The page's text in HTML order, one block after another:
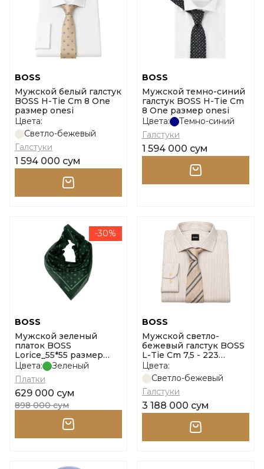
BOSS
Мужской белый галстук
BOSS H-Tie Cm 8 One
размер onesi
Цвета:
Светло-бежевый
Галстуки
1 594 000 сум
BOSS
Мужской темно-синий
галстук BOSS H-Tie Cm
8 One размер onesi
Цвета:
Темно-синий
Галстуки
1 594 000 сум
-30%
BOSS
Мужской зеленый
платок BOSS
Lorice_55*55 размер
onesi
Цвета:
Зеленый
Платки
629 000 сум
898 000 сум
BOSS
Мужской светло-
бежевый галстук BOSS
L-Tie Cm 7,5 - 223
размер onesi
Цвета:
Светло-бежевый
Галстуки
3 188 000 сум